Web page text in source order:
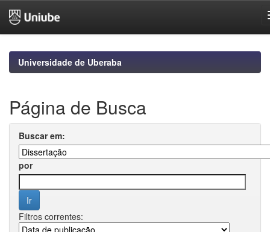
navigationUniversidade de Uberaba
Página de Busca
Buscar em:
por
Filtros correntes: